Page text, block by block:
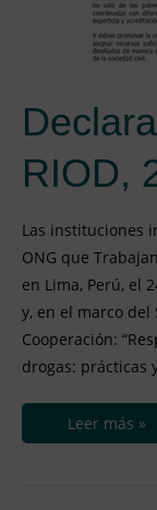
RIOD,
Las instituciones
ONG que
en Lima, Perú, el
y, en el marco del
Cooperación:
drogas: prácticas
Leer más »